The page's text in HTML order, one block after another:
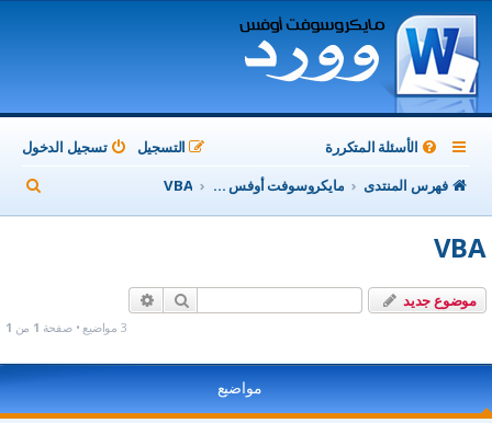
الأسئلة المتكررة تسجيل الدخول
التسجيل
فهرس المنتدى
مايكروسوفت أوفس Microsoft Office VBA
ح
VBA
موضوع جديد بحث
3 مواضيع • صفحة 1 من 1
مواضيع